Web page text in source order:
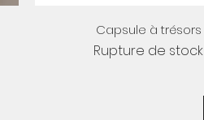
Aperçu rapide
Capsule à trésors
Rupture de stock